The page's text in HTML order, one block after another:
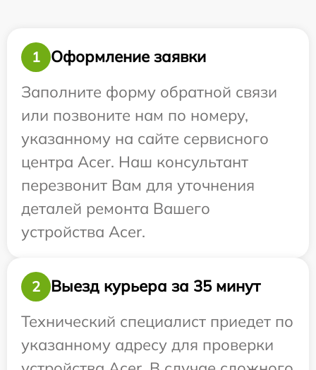
1
Оформление заявки
Заполните форму обратной связи
или позвоните нам по номеру,
указанному на сайте сервисного
центра Acer. Наш консультант
перезвонит Вам для уточнения
деталей ремонта Вашего
устройства Acer.
2
Выезд курьера за 35 минут
Технический специалист приедет по
указанному адресу для проверки